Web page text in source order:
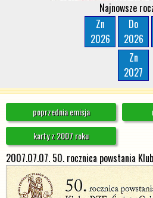
Najnowsze
Zn
2026
Do
2026
Zn
2027
poprzednia emisja
karty z 2007 roku
2007.07.07. 50. rocznica powstania